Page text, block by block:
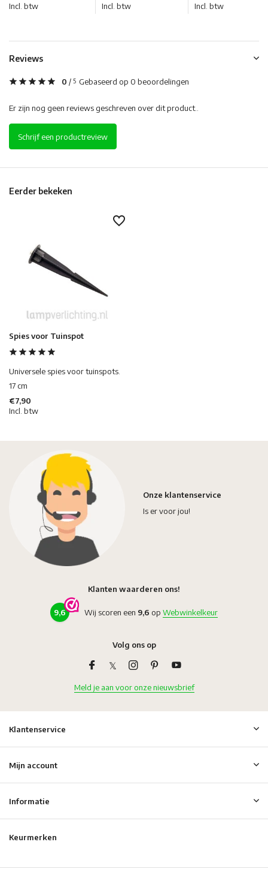
Incl. btw
Incl. btw
Incl. btw
Reviews
0 / 5 Gebaseerd op 0 beoordelingen
Er zijn nog geen reviews geschreven over dit product..
Schrijf een productreview
Eerder bekeken
Spies voor Tuinspot
Universele spies voor tuinspots.
17 cm
€7,90
Incl. btw
Onze klantenservice
Is er voor jou!
Klanten waarderen ons!
9,6 Wij scoren een 9,6 op Webwinkelkeur
Volg ons op
Meld je aan voor onze nieuwsbrief
Klantenservice
Mijn account
Informatie
Keurmerken